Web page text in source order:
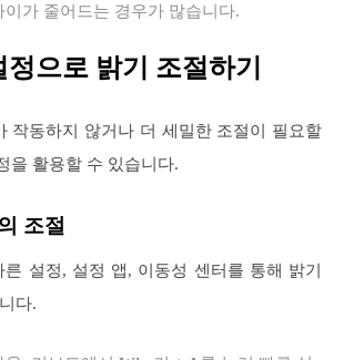
이가 줄어드는 경우가 많습니다.
으로 밝기 조절하기
작동하지 않거나 더 세밀한 조절이 필요할
을 활용할 수 있습니다.
조절
른 설정, 설정 앱, 이동성 센터를 통해 밝기
다.